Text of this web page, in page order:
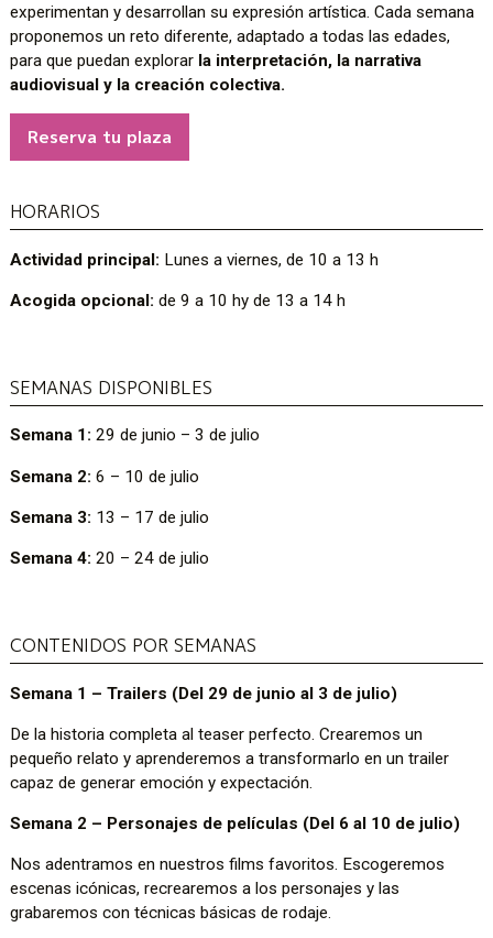
experimentan y desarrollan su expresión artística. Cada semana
proponemos un reto diferente, adaptado a todas las edades,
para que puedan explorar la interpretación, la narrativa
audiovisual y la creación colectiva.
Reserva tu plaza
HORARIOS
Actividad principal: Lunes a viernes, de 10 a 13 h
Acogida opcional: de 9 a 10 hy de 13 a 14 h
SEMANAS DISPONIBLES
Semana 1: 29 de junio – 3 de julio
Semana 2: 6 – 10 de julio
Semana 3: 13 – 17 de julio
Semana 4: 20 – 24 de julio
CONTENIDOS POR SEMANAS
Semana 1 – Trailers (Del 29 de junio al 3 de julio)
De la historia completa al teaser perfecto. Crearemos un
pequeño relato y aprenderemos a transformarlo en un trailer
capaz de generar emoción y expectación.
Semana 2 – Personajes de películas (Del 6 al 10 de julio)
Nos adentramos en nuestros films favoritos. Escogeremos
escenas icónicas, recrearemos a los personajes y las
grabaremos con técnicas básicas de rodaje.